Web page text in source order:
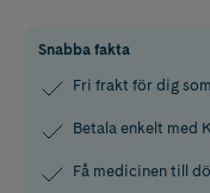
Snabba fakta
Fri frakt för dig
Betala enkelt med
Få medicinen till